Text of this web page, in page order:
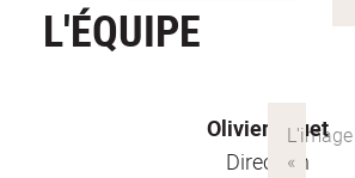
L'ÉQUIPE
Olivier Druet
Direction